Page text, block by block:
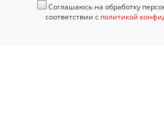
Соглашаюсь на обработку
соответствии с политикой